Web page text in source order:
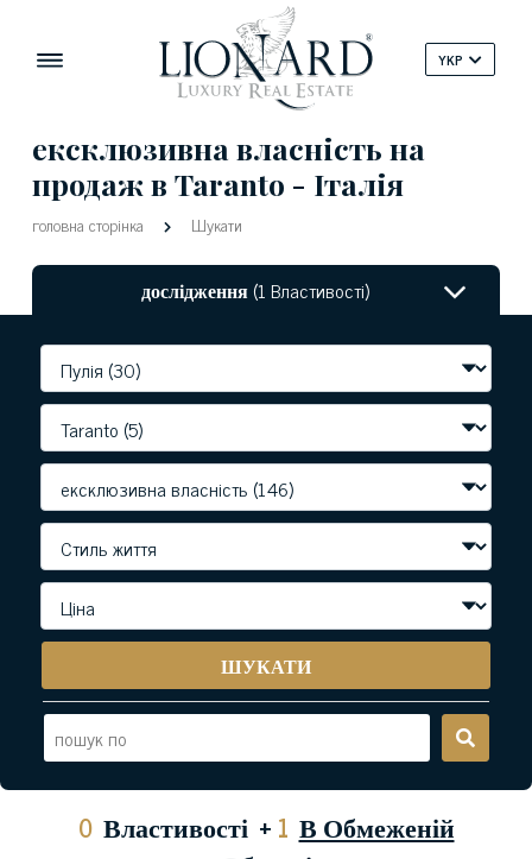
YKP
ексклюзивна власність на
продаж в Taranto - Італія
головна сторінка Шукати
дослідження(1 Властивості)
ШУКАТИ
0 Властивості + 1 В Обмеженій